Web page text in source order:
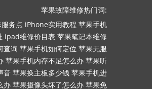
苹果故障维修热门词:
务点 iPhone实用教程 苹果手机
ipad维修价目表 苹果笔记本维修
查询 苹果手机如何定位 苹果无服
苹果手机内存不足怎么办 苹果听
音 苹果换主板多少钱 苹果手机进
办 苹果摄像头坏了怎么办 苹果免